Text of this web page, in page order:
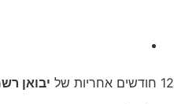
12 חודשים אחריות של
יבואן